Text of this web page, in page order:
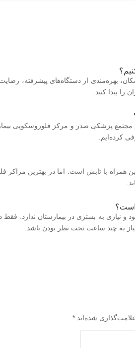
بهره‌مندی از دستگاه‌های پیشرفته، رضایت
پیدا کنید.
پزشکی صدر و مرکز فلوروسکوپی
کرده‌ایم.
همراه با تابش است. اما در بهترین مراکز
است؟
نیازی به بستری در بیمارستان ندارد.
به چند ساعت تحت نظر بودن باشد.
شده‌اند*